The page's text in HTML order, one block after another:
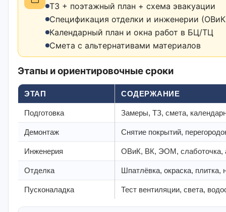
ТЗ + поэтажный план + схема эвакуации
Спецификация отделки и инженерии
Календарный план и окна работ в БЦ/ТЦ
Смета с альтернативами материалов
Этапы и ориентировочные сроки
ЭТАП СОДЕРЖАНИЕ
Подготовка Замеры, ТЗ, смета,
Демонтаж Снятие покрытий,
Инженерия ОВиК, ВК, ЭОМ, слаботочка,
Отделка Шпатлёвка, окраска, плитка,
Пусконаладка Тест вентиляции, света,